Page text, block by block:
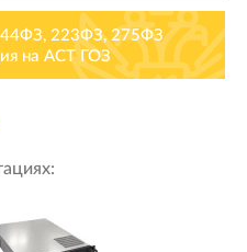
44ФЗ, 223ФЗ, 275ФЗ
на АСТ ГОЗ